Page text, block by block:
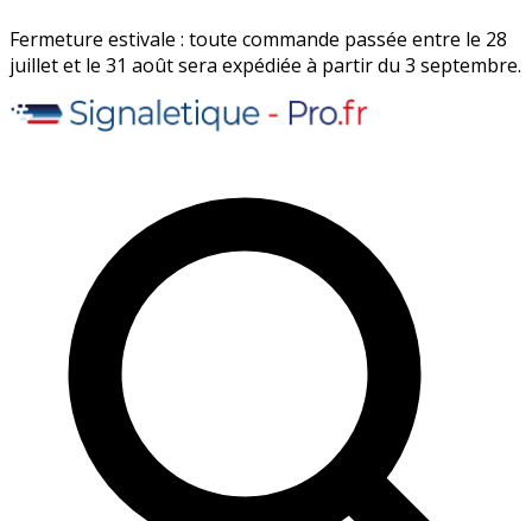
Fermeture estivale : toute commande passée entre le 28
juillet et le 31 août sera expédiée à partir du 3 septembre.